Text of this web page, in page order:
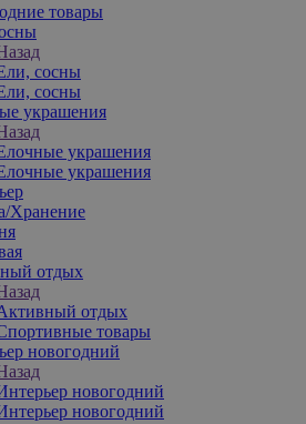
товары
сосны
сосны
украшения
украшения
украшения
Хранение
отдых
отдых
товары
новогодний
новогодний
новогодний